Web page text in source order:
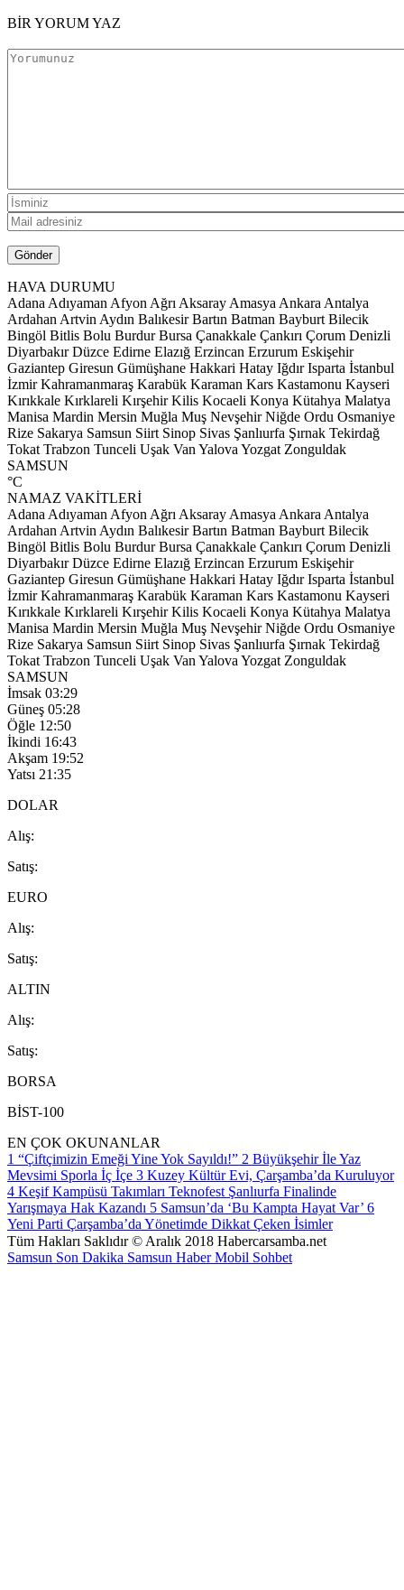
BİR YORUM YAZ
HAVA DURUMU
Adana Adıyaman Afyon Ağrı Aksaray Amasya Ankara Antalya
Ardahan Artvin Aydın Balıkesir Bartın Batman Bayburt Bilecik
Bingöl Bitlis Bolu Burdur Bursa Çanakkale Çankırı Çorum Denizli
Diyarbakır Düzce Edirne Elazığ Erzincan Erzurum Eskişehir
Gaziantep Giresun Gümüşhane Hakkari Hatay Iğdır Isparta İstanbul
İzmir Kahramanmaraş Karabük Karaman Kars Kastamonu Kayseri
Kırıkkale Kırklareli Kırşehir Kilis Kocaeli Konya Kütahya Malatya
Manisa Mardin Mersin Muğla Muş Nevşehir Niğde Ordu Osmaniye
Rize Sakarya Samsun Siirt Sinop Sivas Şanlıurfa Şırnak Tekirdağ
Tokat Trabzon Tunceli Uşak Van Yalova Yozgat Zonguldak
SAMSUN
°C
NAMAZ VAKİTLERİ
Adana Adıyaman Afyon Ağrı Aksaray Amasya Ankara Antalya
Ardahan Artvin Aydın Balıkesir Bartın Batman Bayburt Bilecik
Bingöl Bitlis Bolu Burdur Bursa Çanakkale Çankırı Çorum Denizli
Diyarbakır Düzce Edirne Elazığ Erzincan Erzurum Eskişehir
Gaziantep Giresun Gümüşhane Hakkari Hatay Iğdır Isparta İstanbul
İzmir Kahramanmaraş Karabük Karaman Kars Kastamonu Kayseri
Kırıkkale Kırklareli Kırşehir Kilis Kocaeli Konya Kütahya Malatya
Manisa Mardin Mersin Muğla Muş Nevşehir Niğde Ordu Osmaniye
Rize Sakarya Samsun Siirt Sinop Sivas Şanlıurfa Şırnak Tekirdağ
Tokat Trabzon Tunceli Uşak Van Yalova Yozgat Zonguldak
SAMSUN
İmsak 03:29
Güneş 05:28
Öğle 12:50
İkindi 16:43
Akşam 19:52
Yatsı 21:35
DOLAR
Alış:
Satış:
EURO
Alış:
Satış:
ALTIN
Alış:
Satış:
BORSA
BİST-100
EN ÇOK OKUNANLAR
1 “Çiftçimizin Emeği Yine Yok Sayıldı!” 2 Büyükşehir İle Yaz
Mevsimi Sporla İç İçe 3 Kuzey Kültür Evi, Çarşamba’da Kuruluyor
4 Keşif Kampüsü Takımları Teknofest Şanlıurfa Finalinde
Yarışmaya Hak Kazandı 5 Samsun’da ‘Bu Kampta Hayat Var’ 6
Yeni Parti Çarşamba’da Yönetimde Dikkat Çeken İsimler
Tüm Hakları Saklıdır © Aralık 2018 Habercarsamba.net
Samsun Son Dakika Samsun HaberMobil Sohbet